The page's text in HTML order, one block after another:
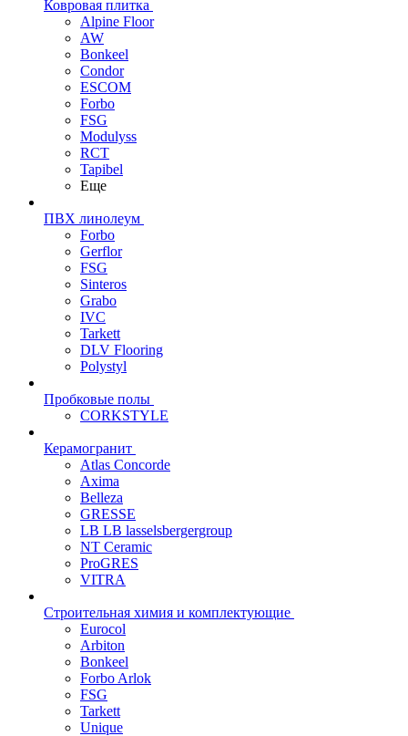
Ковровая плитка
Alpine Floor
AW
Bonkeel
Condor
ESCOM
Forbo
FSG
Modulyss
RCT
Tapibel
Еще
ПВХ линолеум
Forbo
Gerflor
FSG
Sinteros
Grabo
IVC
Tarkett
DLV Flooring
Polystyl
Пробковые полы
CORKSTYLE
Керамогранит
Atlas Concorde
Axima
Belleza
GRESSE
LB LB lasselsbergergroup
NT Ceramic
ProGRES
VITRA
Строительная химия и комплектующие
Eurocol
Arbiton
Bonkeel
Forbo Arlok
FSG
Tarkett
Unique